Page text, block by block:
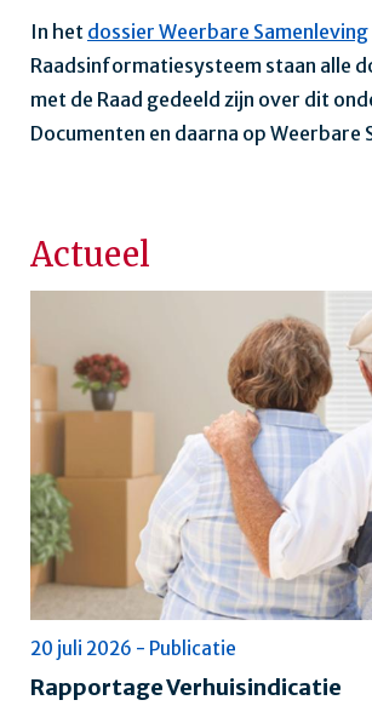
In het dossier Weerbare Samenleving
Raadsinformatiesysteem staan alle
met de Raad gedeeld zijn over dit
Documenten en daarna op Weerbare
Actueel
Rapportage Verhuisindicatie
20 juli 2026 - Publicatie